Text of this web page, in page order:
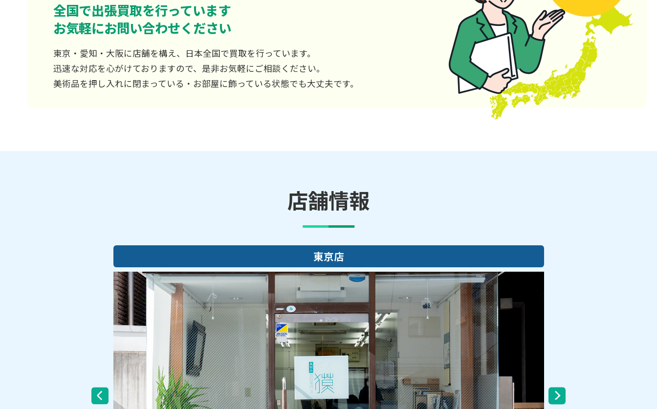
全国で出張買取を行っています
お気軽にお問い合わせください
東京・愛知・大阪に店舗を構え、日本全国で買取を行っています。
迅速な対応を心がけておりますので、是非お気軽にご相談ください。
美術品を押し入れに閉まっている・お部屋に飾っている状態でも大丈夫です。
店舗情報
東京店